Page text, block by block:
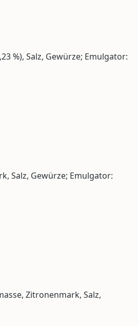
%), Salz, Gewürze; Emulgator:
Salz, Gewürze; Emulgator:
Zitronenmark, Salz,